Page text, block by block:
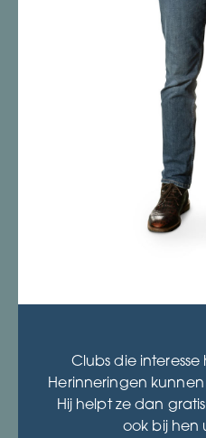
Clubs die
Herinneringen
Hij helpt ze dan
ook bij hen